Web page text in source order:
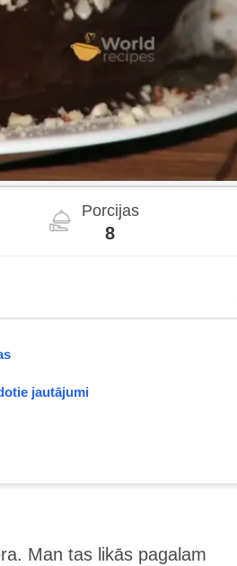
Porcijas
8
jautājumi
Man tas likās pagalam